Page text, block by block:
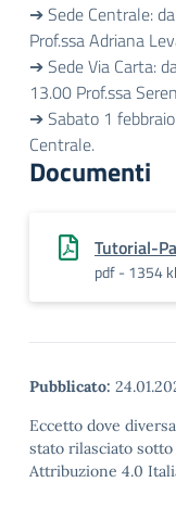
➔ Sede Centrale:
Prof.ssa Adriana
➔ Sede Via Carta:
13.00 Prof.ssa
➔ Sabato 1
Centrale.
Documenti
Tutorial-
pdf - 1354
Pubblicato:
Eccetto dove
stato rilasciato
Attribuzione 4.0